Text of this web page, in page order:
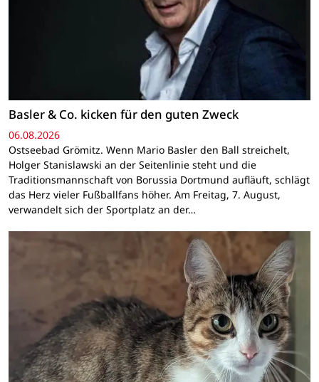
Basler & Co. kicken für den guten Zweck
06.08.2026
Ostseebad Grömitz. Wenn Mario Basler den Ball streichelt,
Holger Stanislawski an der Seitenlinie steht und die
Traditionsmannschaft von Borussia Dortmund aufläuft, schlägt
das Herz vieler Fußballfans höher. Am Freitag, 7. August,
verwandelt sich der Sportplatz an der…